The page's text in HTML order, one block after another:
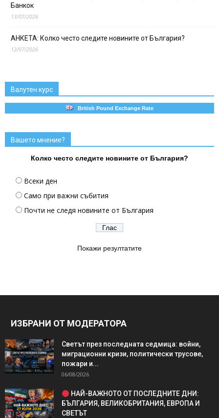
Банкок
13/07/2026
АНКЕТА: Колко често следите новините от България?
12/07/2026
Валутен курс
British Pound Exchange Rate
Вашето мнение?
Колко често следите новините от България?
Всеки ден
Само при важни събития
Почти не следя новините от България
Покажи резултатите
ИЗБРАНИ ОТ МОДЕРАТОРА
Светът през последната седмица: войни,
миграционни кризи, политически трусове,
пожари и...
06/08/2026
НАЙ-ВАЖНОТО ОТ ПОСЛЕДНИТЕ ДНИ:
БЪЛГАРИЯ, ВЕЛИКОБРИТАНИЯ, ЕВРОПА И
СВЕТЪТ